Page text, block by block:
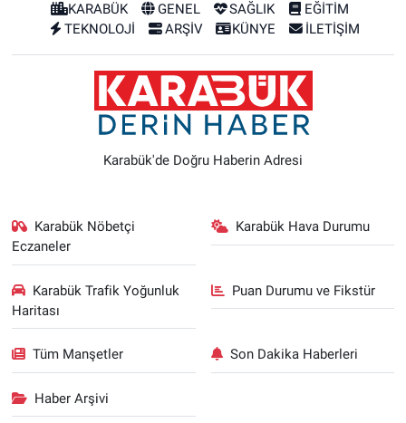
KARABÜK GENEL SAĞLIK
EĞİTİM
TEKNOLOJİ
ARŞİV KÜNYE İLETİŞİM
Karabük'de Doğru Haberin Adresi
Karabük Nöbetçi
Eczaneler
Karabük Hava Durumu
Karabük Trafik Yoğunluk
Haritası
Puan Durumu ve Fikstür
Tüm Manşetler Son Dakika Haberleri
Haber Arşivi